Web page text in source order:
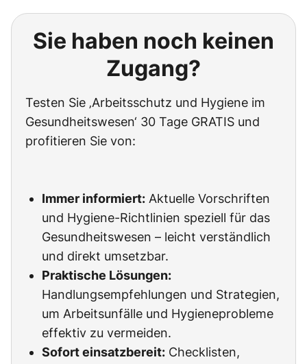
Sie haben noch keinen
Zugang?
Testen Sie ‚Arbeitsschutz und Hygiene im
Gesundheitswesen‘ 30 Tage GRATIS und
profitieren Sie von:
Immer informiert: Aktuelle Vorschriften
und Hygiene-Richtlinien speziell für das
Gesundheitswesen – leicht verständlich
und direkt umsetzbar.
Praktische Lösungen:
Handlungsempfehlungen und Strategien,
um Arbeitsunfälle und Hygieneprobleme
effektiv zu vermeiden.
Sofort einsatzbereit: Checklisten,